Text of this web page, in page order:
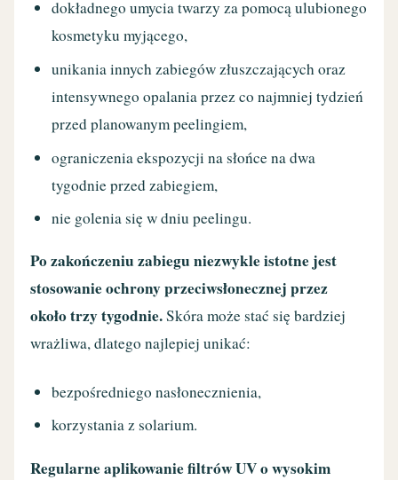
dokładnego umycia twarzy za pomocą ulubionego
kosmetyku myjącego,
unikania innych zabiegów złuszczających oraz
intensywnego opalania przez co najmniej tydzień
przed planowanym peelingiem,
ograniczenia ekspozycji na słońce na dwa
tygodnie przed zabiegiem,
nie golenia się w dniu peelingu.
Po zakończeniu zabiegu niezwykle istotne jest
stosowanie ochrony przeciwsłonecznej przez
około trzy tygodnie.Skóra może stać się bardziej
wrażliwa, dlatego najlepiej unikać:
bezpośredniego nasłonecznienia,
korzystania z solarium.
Regularne aplikowanie filtrów UV o wysokim